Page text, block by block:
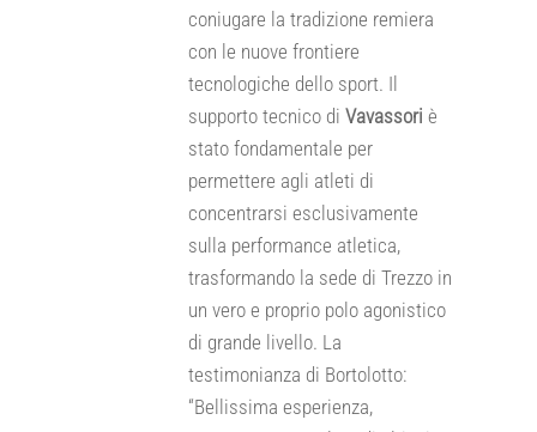
coniugare la tradizione remiera
con le nuove frontiere
tecnologiche dello sport. Il
supporto tecnico di Vavassori è
stato fondamentale per
permettere agli atleti di
concentrarsi esclusivamente
sulla performance atletica,
trasformando la sede di Trezzo in
un vero e proprio polo agonistico
di grande livello. La
testimonianza di Bortolotto:
“Bellissima esperienza,